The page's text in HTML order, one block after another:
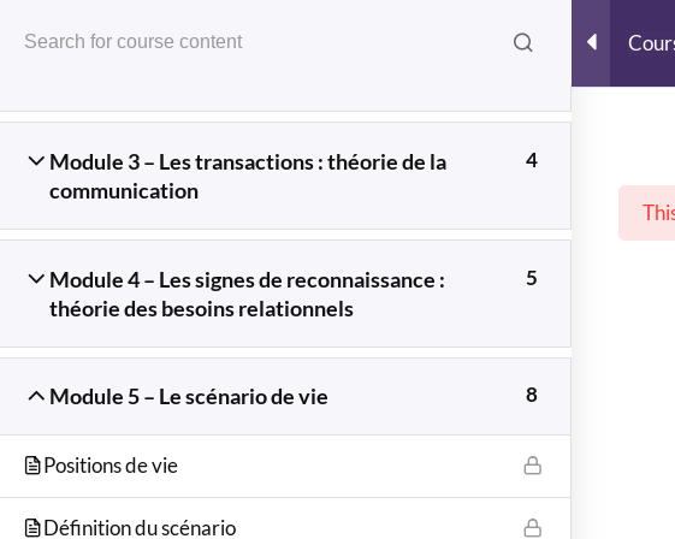
EATO – L'école D'Analyse Transactionnelle De L'Ouest
Cours
Module 2 – Les États du Moi : théorie de la
7
Module 3 – Les transactions : théorie de la
communication
4
Module 4 – Les signes de reconnaissance :
théorie des besoins relationnels
5
Module 5 – Le scénario de vie 8
Positions de vie
Définition du scénario